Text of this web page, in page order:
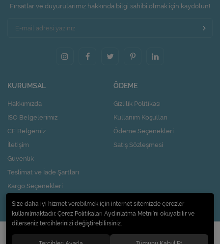
Fırsatlar ve duyurularımız hakkında bilgi sahibi olmak için kaydolun!
KURUMSAL
Hakkımızda
ISO Belgelerimiz
CE Belgemiz
İletişim
Güvenlik
Teslimat ve İade Şartları
Kargo Seçenekleri
Nasıl Kupon Kazanırım?
ÖDEME
Gizlilik Politikası
Kullanım Koşulları
Ödeme Seçenekleri
Satış Sözleşmesi
© 2020Pi Design İç ve Dış Ticaret Limited Şirketi. Tüm hakları saklıdır.
Size daha iyi hizmet verebilmek için internet sitemizde çerezler
kullanılmaktadır. Çerez Politikaları Aydınlatma Metni’ni okuyabilir ve
dilerseniz tercihlerinizi değiştirebilirsiniz.